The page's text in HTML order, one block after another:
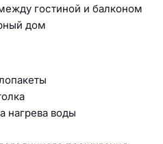
гостиной и балконом
дом
нагрева воды